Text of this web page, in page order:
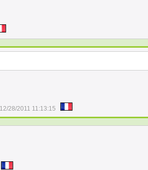
12/28/2011 11:13:15